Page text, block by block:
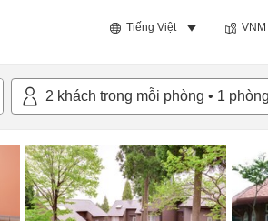
Tiếng Việt VNM
2 khách trong mỗi phòng • 1 phòng